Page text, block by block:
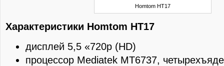
Homtom HT17
Характеристики Homtom HT17
дисплей 5,5 «720p (HD)
процессор Mediatek MT6737,